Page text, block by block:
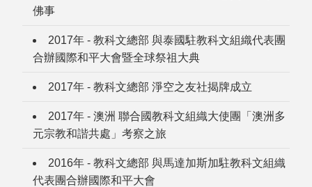
佛事
2017年 - 教科文總部 與泰國駐教科文組織代表團
合辦國際和平大會暨全球祭祖大典
2017年 - 教科文總部 淨空之友社揭牌成立
2017年 - 澳洲 聯合國教科文組織大使團「澳洲多
元宗教和諧共處」考察之旅
2016年 - 教科文總部 與馬達加斯加駐教科文組織
代表團合辦國際和平大會